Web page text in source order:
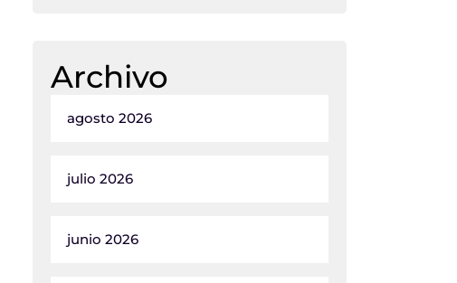
Archivo
agosto 2026
julio 2026
junio 2026